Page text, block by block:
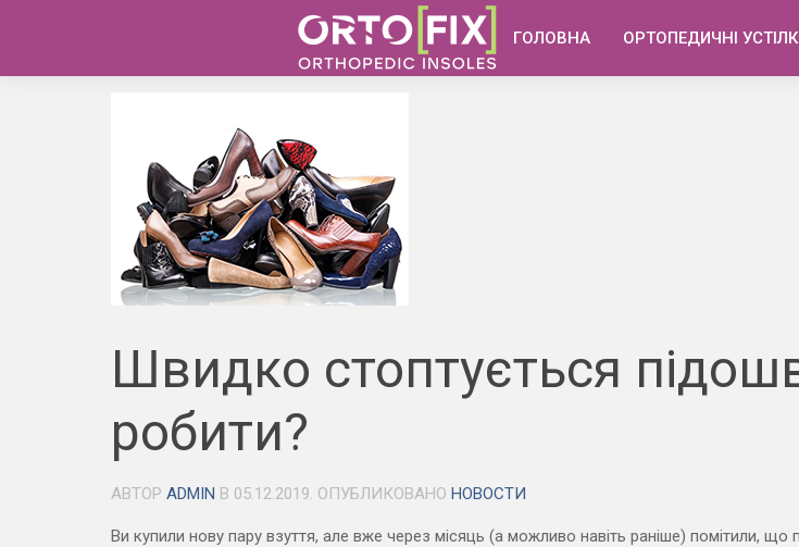
ГОЛОВНА ОРТОПЕДИЧНІ
Швидко стоптується
робити?
АВТОР ADMIN В 05.12.2019. ОПУБЛИКОВАНО НОВОСТИ
Ви купили нову пару взуття, але вже через місяць (а можливо навіть раніше) помітили, що